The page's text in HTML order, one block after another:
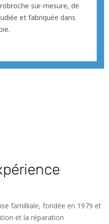
sur-mesure, de
et fabriquée dans
familliale, fondée en 1979 et
et la réparation